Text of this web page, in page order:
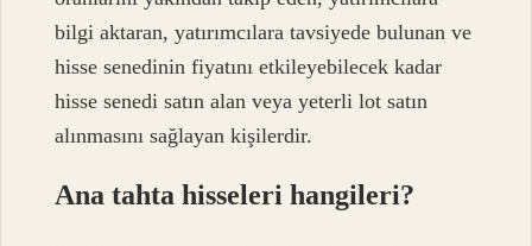
bilgi aktaran, yatırımcılara tavsiyede bulunan ve
hisse senedinin fiyatını etkileyebilecek kadar
hisse senedi satın alan veya yeterli lot satın
alınmasını sağlayan kişilerdir.
Ana tahta hisseleri hangileri?